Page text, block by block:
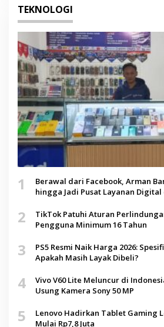
TEKNOLOGI
1
Berawal dari Facebook, Arman
hingga Jadi Pusat Layanan
2
TikTok Patuhi Aturan
Pengguna Minimum 16 Tahun
3
PS5 Resmi Naik Harga 2026:
Apakah Masih Layak Dibeli?
4
Vivo V60 Lite Meluncur di
Usung Kamera Sony 50 MP
5
Lenovo Hadirkan Tablet Gaming
Mulai Rp7,8 Juta